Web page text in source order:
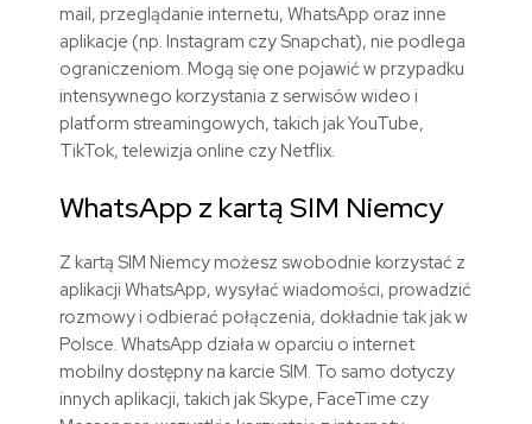
mail, przeglądanie internetu, WhatsApp oraz inne
aplikacje (np. Instagram czy Snapchat), nie podlega
ograniczeniom. Mogą się one pojawić w przypadku
intensywnego korzystania z serwisów wideo i
platform streamingowych, takich jak YouTube,
TikTok, telewizja online czy Netflix.
WhatsApp z kartą SIM Niemcy
Z kartą SIM Niemcy możesz swobodnie korzystać z
aplikacji WhatsApp, wysyłać wiadomości, prowadzić
rozmowy i odbierać połączenia, dokładnie tak jak w
Polsce. WhatsApp działa w oparciu o internet
mobilny dostępny na karcie SIM. To samo dotyczy
innych aplikacji, takich jak Skype, FaceTime czy